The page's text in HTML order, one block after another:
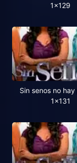
1x129
Sin senos no
1x131